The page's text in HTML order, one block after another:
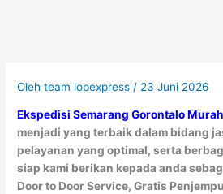
Olehteam lopexpress / 23 Juni 2026
Ekspedisi Semarang Gorontalo Murah
menjadi yang terbaik dalam bidang
pelayanan yang optimal, serta
siap kami berikan kepada anda
Door to Door Service, Gratis